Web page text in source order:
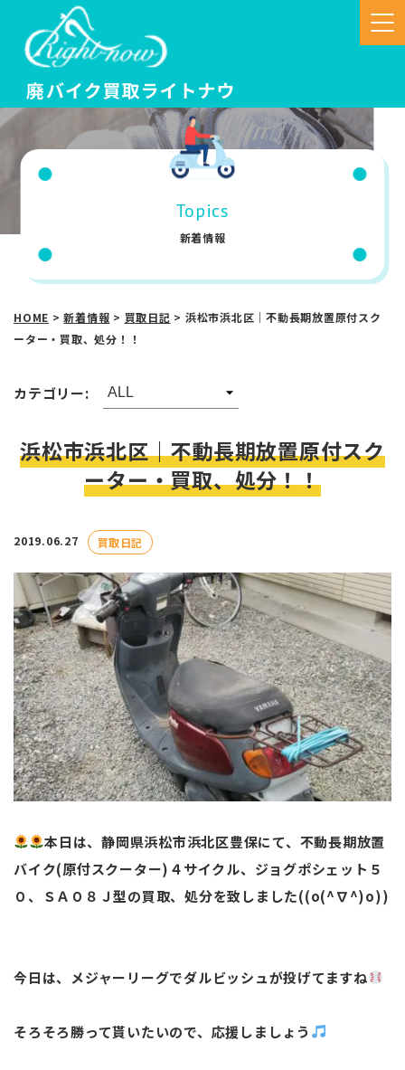
Topics
新着情報
HOME >新着情報 > 買取日記 > 浜松市浜北区｜不動長期放置原付スク
ーター・買取、処分！！
カテゴリー:
浜松市浜北区｜不動長期放置原付スク
ーター・買取、処分！！
2019.06.27 買取日記
本日は、静岡県浜松市浜北区豊保にて、不動長期放置
バイク(原付スクーター)４サイクル、ジョグポシェット５
０、ＳＡ０８Ｊ型の買取、処分を致しました((o(^∇^)o))
今日は、メジャーリーグでダルビッシュが投げてますね
そろそろ勝って貰いたいので、応援しましょう